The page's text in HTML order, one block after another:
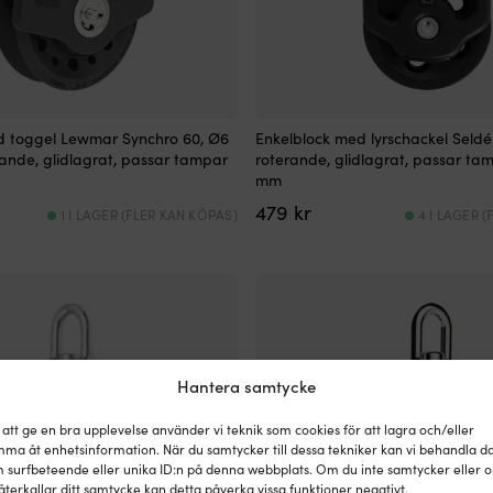
Hantera samtycke
att ge en bra upplevelse använder vi teknik som cookies för att lagra och/eller
åt enhetsinformation. När du samtycker till dessa tekniker kan vi behandla
surfbeteende eller unika ID:n på denna webbplats. Om du inte samtycker eller
ditt samtycke kan detta påverka vissa funktioner negativt.
toggel Lewmar Synchro 60, Ø6
glidlagrat, passar tampar
1 I LAGER (FLER KAN KÖPAS)
Enkelblock med lyrschackel
roterande, glidlagrat, passar
mm
479 kr 4 I LAGER